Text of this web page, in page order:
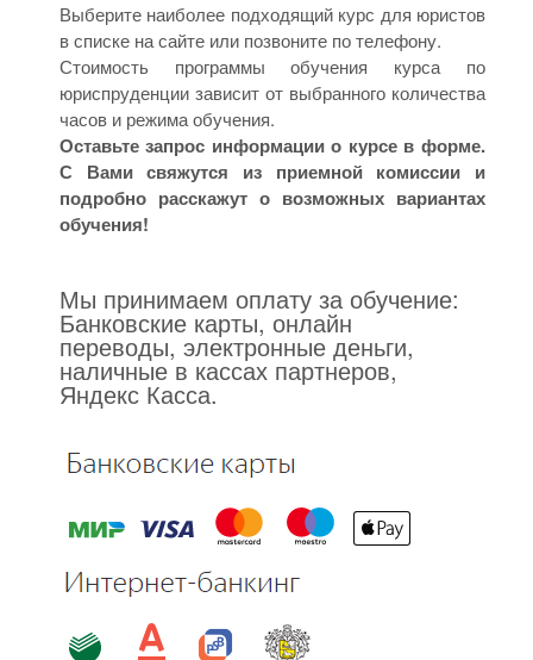
Выберите наиболее подходящий курс для юристов
в списке на сайте или позвоните по телефону.
Стоимость программы обучения курса по
юриспруденции зависит от выбранного количества
часов и режима обучения.
Оставьте запрос информации о курсе в форме.
С Вами свяжутся из приемной комиссии и
подробно расскажут о возможных вариантах
обучения!
Мы принимаем оплату за обучение:
Банковские карты, онлайн
переводы, электронные деньги,
наличные в кассах партнеров,
Яндекс Касса.